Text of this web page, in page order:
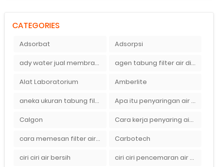
CATEGORIES
Adsorbat Adsorpsi
ady water jual membran ro 2000 gpd harganya sangat murah agen tabung filter air di bandung
Alat Laboratorium Amberlite
aneka ukuran tabung filter air Apa itu penyaringan air secara umum
Calgon Cara kerja penyaring air Ady Water dengan tabung FRP berisikan lapisan media filter air
cara memesan filter air Ady Wate Carbotech
ciri ciri air bersih ciri ciri pencemaran air sumur bor di rumah